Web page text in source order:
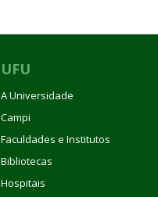
UFU
A Universidade
Campi
Faculdades e Institutos
Bibliotecas
Hospitais